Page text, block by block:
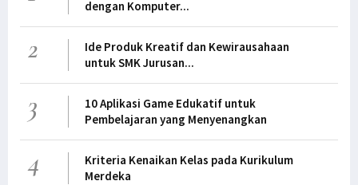
dengan Komputer...
2
Ide Produk Kreatif dan Kewirausahaan
untuk SMK Jurusan...
3
10 Aplikasi Game Edukatif untuk
Pembelajaran yang Menyenangkan
4
Kriteria Kenaikan Kelas pada Kurikulum
Merdeka